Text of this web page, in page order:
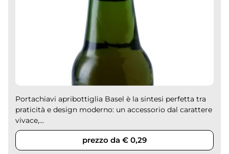
Portachiavi apribottiglia Basel è la sintesi perfetta tra
praticità e design moderno: un accessorio dal carattere
vivace,...
prezzo da € 0,29